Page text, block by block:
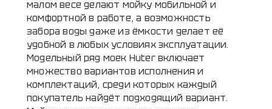
малом весе делают мойку мобильной и
комфортной в работе, а возможность
забора воды даже из ёмкости делает её
удобной в любых условиях эксплуатации.
Модельный ряд моек Huter включает
множество вариантов исполнения и
комплектаций, среди которых каждый
покупатель найдёт подходящий вариант.